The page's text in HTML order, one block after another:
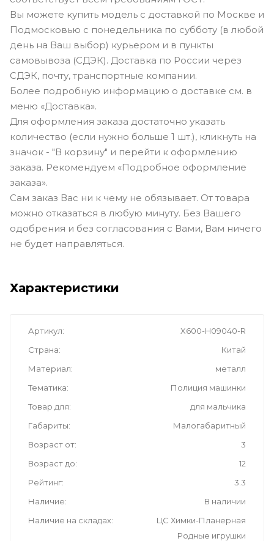
Вы можете купить модель с доставкой по Москве и
Подмосковью с понедельника по субботу (в любой
день на Ваш выбор) курьером и в пункты
самовывоза (СДЭК). Доставка по России через
СДЭК, почту, транспортные компании.
Более подробную информацию о доставке см. в
меню «Доставка».
Для оформления заказа достаточно указать
количество (если нужно больше 1 шт.), кликнуть на
значок - "В корзину" и перейти к оформлению
заказа. Рекомендуем «Подробное оформление
заказа».
Сам заказ Вас ни к чему не обязывает. От товара
можно отказаться в любую минуту. Без Вашего
одобрения и без согласования с Вами, Вам ничего
не будет направляться.
Характеристики
Артикул
X600-H09040-R
Страна
Китай
Материал
металл
Тематика
Полиция машинки
Товар для
для мальчика
Габариты
Малогабаритный
Возраст от
3
Возраст до
12
Рейтинг
3.3
Наличие
В наличии
Наличие на складах
ЦС Химки-Планерная
Родные игрушки